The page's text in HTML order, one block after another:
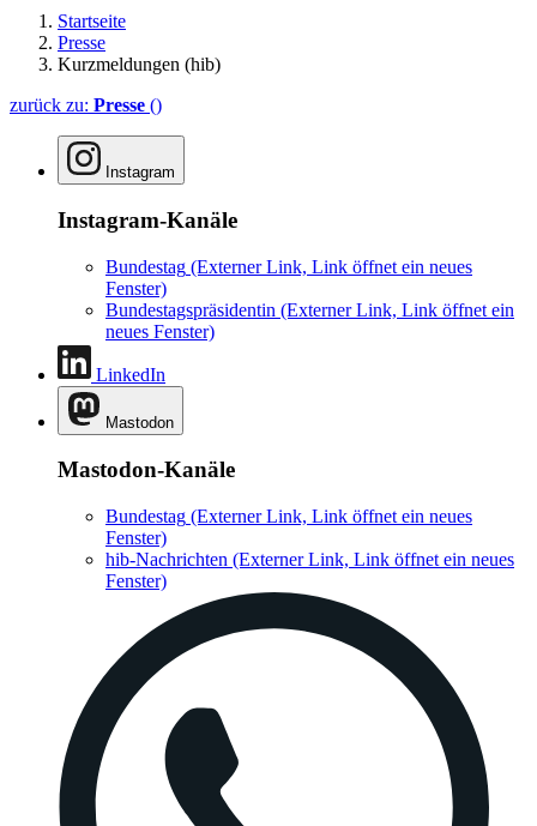
Startseite
Presse
Kurzmeldungen (hib)
zurück zu: Presse ()
Instagram
Instagram-Kanäle
Bundestag (Externer Link, Link öffnet ein neues
Fenster)
Bundestagspräsidentin (Externer Link, Link öffnet ein
neues Fenster)
LinkedIn
Mastodon
Mastodon-Kanäle
Bundestag (Externer Link, Link öffnet ein neues
Fenster)
hib-Nachrichten (Externer Link, Link öffnet ein neues
Fenster)